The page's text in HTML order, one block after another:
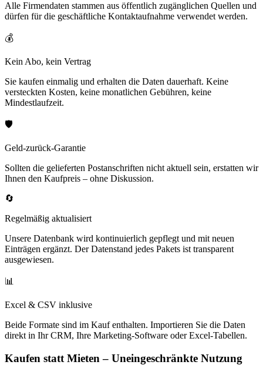
Alle Firmendaten stammen aus öffentlich zugänglichen Quellen und
dürfen für die geschäftliche Kontaktaufnahme verwendet werden.
💰
Kein Abo, kein Vertrag
Sie kaufen einmalig und erhalten die Daten dauerhaft. Keine
versteckten Kosten, keine monatlichen Gebühren, keine
Mindestlaufzeit.
🛡️
Geld-zurück-Garantie
Sollten die gelieferten Postanschriften nicht aktuell sein, erstatten wir
Ihnen den Kaufpreis – ohne Diskussion.
🔄
Regelmäßig aktualisiert
Unsere Datenbank wird kontinuierlich gepflegt und mit neuen
Einträgen ergänzt. Der Datenstand jedes Pakets ist transparent
ausgewiesen.
📊
Excel & CSV inklusive
Beide Formate sind im Kauf enthalten. Importieren Sie die Daten
direkt in Ihr CRM, Ihre Marketing-Software oder Excel-Tabellen.
Kaufen statt Mieten – Uneingeschränkte Nutzung